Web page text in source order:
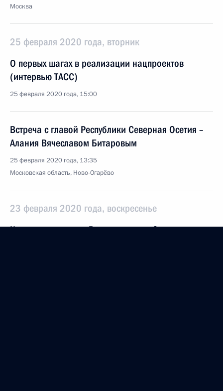
Москва
25 февраля 2020 года, вторник
О первых шагах в реализации нацпроектов
(интервью ТАСС)
25 февраля 2020 года, 15:00
Встреча с главой Республики Северная Осетия –
Алания Вячеславом Битаровым
25 февраля 2020 года, 13:35
Московская область, Ново-Огарёво
23 февраля 2020 года, воскресенье
Концерт по случаю Дня защитника Отечества